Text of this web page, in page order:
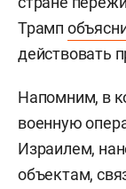
Трамп
действовать
Напомним, в
военную
Израилем,
объектам,